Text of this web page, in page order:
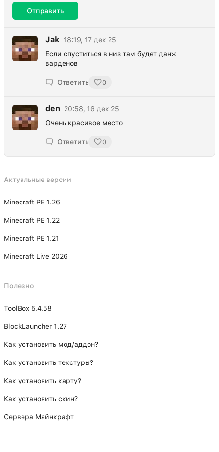
Отправить
Jak
18:19, 17 дек 25
Если спуститься в низ там будет данж
варденов
Ответить 0
den 20:58, 16 дек 25
Очень красивое место
Ответить 0
Актуальные версии
Minecraft PE 1.26
Minecraft PE 1.22
Minecraft PE 1.21
Minecraft Live 2026
Полезно
ToolBox 5.4.58
BlockLauncher 1.27
Как установить мод/аддон?
Как установить текстуры?
Как установить карту?
Как установить скин?
Сервера Майнкрафт